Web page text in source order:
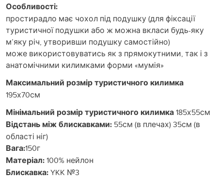
Особливості:
простирадло має чохол під подушку (для фіксації
туристичної подушки або ж можна вкласи будь-яку
м’яку річ, утворивши подушку самостійно)
може використовуватись як з прямокутними, так і з
анатомічними килимками форми «мумія»
Максимальний розмір туристичного килимка
195х70см
Мінімальний розмір туристичного килимка185х55см
Відстань між блискавками: 55см (в плечах) 35см (в
області ніг)
Вага:150г
Матеріал:100% нейлон
Блискавка:YKK №3